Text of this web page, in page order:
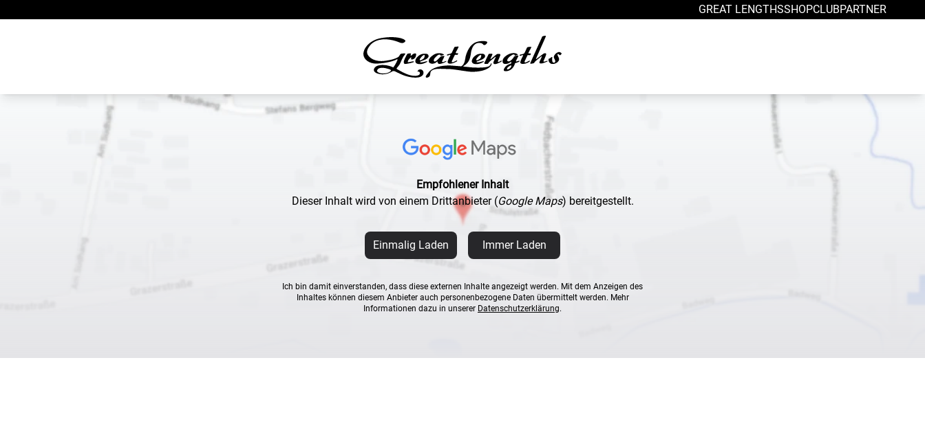
GREAT LENGTHSSHOPCLUBPARTNER
Empfohlener Inhalt
Dieser Inhalt wird von einem Drittanbieter (Google Maps) bereitgestellt.
Einmalig Laden Immer Laden
Ich bin damit einverstanden, dass diese externen Inhalte angezeigt werden. Mit dem Anzeigen des
Inhaltes können diesem Anbieter auch personenbezogene Daten übermittelt werden. Mehr
Informationen dazu in unserer Datenschutzerklärung.